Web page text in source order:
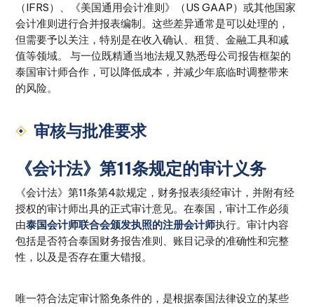
（IFRS）、《美国通用会计准则》（US GAAP）或其他国家
会计准则进行合并报表编制。这些差异通常是可以处理的，
但需要予以关注，特别是在收入确认、租赁、金融工具和减
值等领域。 与一位既精通当地法规又熟悉母公司报告框架的
泰国审计师合作，可以降低成本，并减少年底临时调整带来
的风险。
审核与批准要求
《会计法》第11条规定的审计义务
《会计法》第11条第4款规定，财务报表须经审计，并附有经
授权的审计师出具的正式审计意见。在泰国，审计工作必须
由泰国会计师联合会颁发执照的注册会计师执行。审计内容
包括是否符合泰国财务报告准则、账目记录的准确性和完整
性，以及是否存在重大错报。
唯一符合法定审计豁免条件的，是根据泰国法律设立的某些